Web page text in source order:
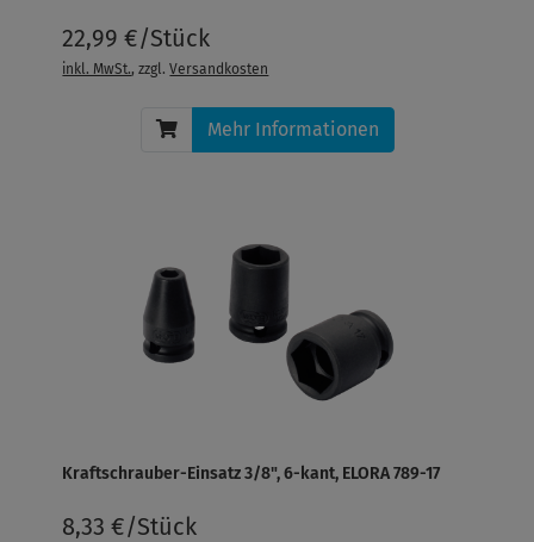
22,99 €/Stück
inkl. MwSt., zzgl.Versandkosten
Mehr Informationen
Kraftschrauber-Einsatz 3/8", 6-kant, ELORA 789-17
8,33 €/Stück